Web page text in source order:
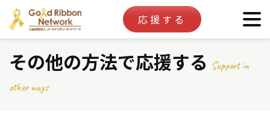
応援する
その他の方法で応援する Support in
other ways